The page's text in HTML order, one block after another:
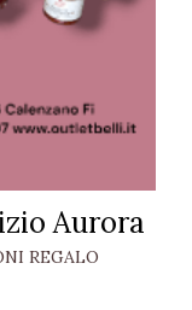
Aurora
REGALO